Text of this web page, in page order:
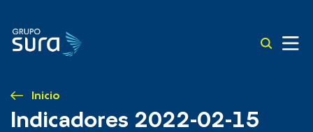
Inicio
Indicadores 2022-02-15